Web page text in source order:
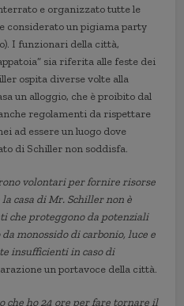
e organizzato tutte le
considerato un pigiama party
I funzionari della città,
sia riferita alle feste dei
ospita diverse volte alla
un alloggio, che è proibito dal
regolamenti da rispettare
ad essere un luogo dove
di Schiller non soddisfa.
volontari per fornire risorse
casa di Mr. Schiller non è
che proteggono da potenziali
monossido di carbonio, luce e
insufficienti in caso di
un portavoce della città.
che ho 24 ore per fare tornare il